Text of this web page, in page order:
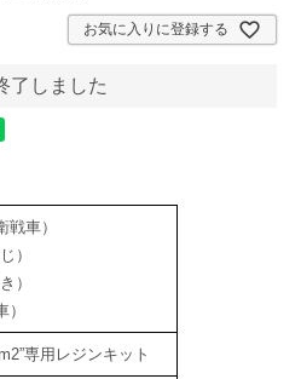
お気に入りに登録する
了しました
車）
）
）
専用レジンキット